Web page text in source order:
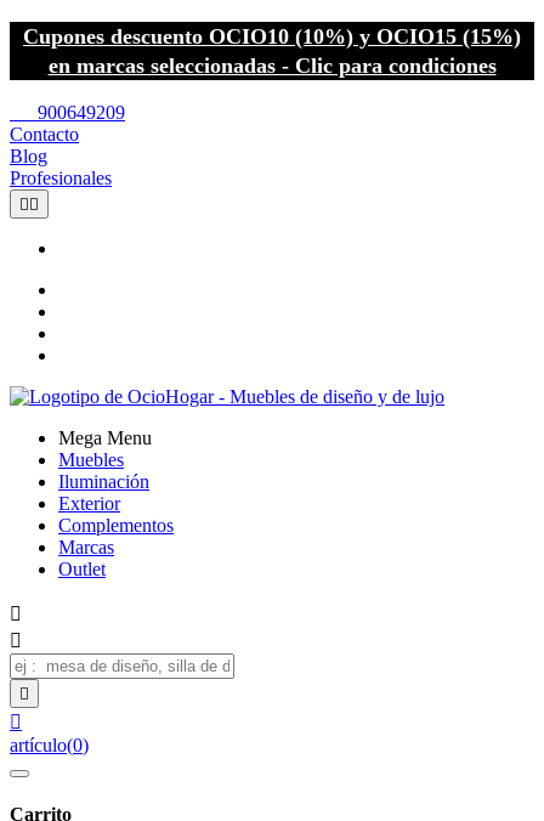
Cupones descuento OCIO10 (10%) y OCIO15 (15%)
en marcas seleccionadas - Clic para condiciones
900649209
Contacto
Blog
Profesionales
 
Mega Menu
Muebles
Iluminación
Exterior
Complementos
Marcas
Outlet




artículo(0)
Carrito